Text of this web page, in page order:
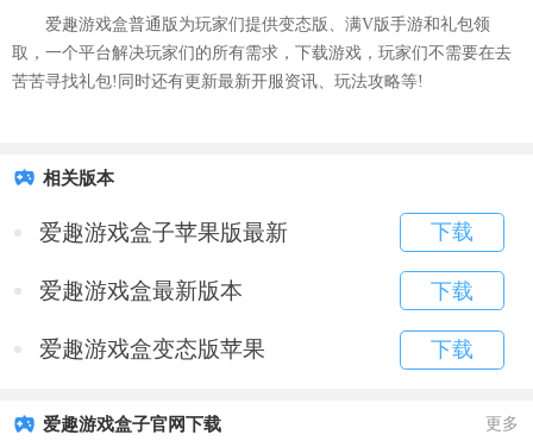
爱趣游戏盒普通版为玩家们提供变态版、满V版手游和礼包领
取，一个平台解决玩家们的所有需求，下载游戏，玩家们不需要在去
苦苦寻找礼包!同时还有更新最新开服资讯、玩法攻略等!
相关版本
爱趣游戏盒子苹果版最新 下载
爱趣游戏盒最新版本 下载
爱趣游戏盒变态版苹果 下载
爱趣游戏盒子官网下载 更多